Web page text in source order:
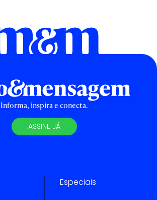
Informa, inspira e conecta.
ASSINE JÁ
Especiais